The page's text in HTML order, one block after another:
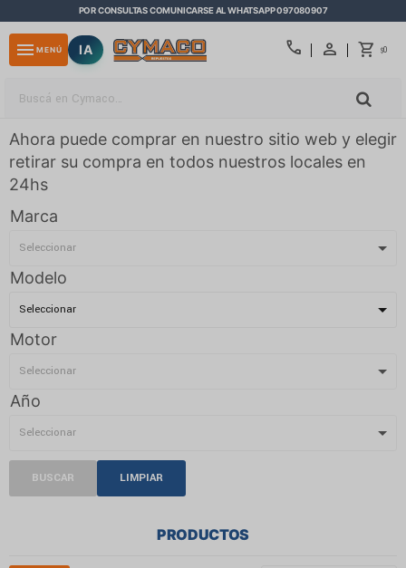
POR CONSULTAS COMUNICARSE AL WHATSAPP 097080907
call $0
menu MENÚ IA
Ahora puede comprar en nuestro sitio web y elegir
retirar su compra en todos nuestros locales en
24hs
Marca
Modelo
Motor
Año
BUSCAR LIMPIAR
PRODUCTOS
close